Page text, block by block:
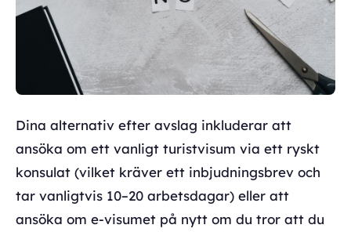
Dina alternativ efter avslag inkluderar att
ansöka om ett vanligt turistvisum via ett ryskt
konsulat (vilket kräver ett inbjudningsbrev och
tar vanligtvis 10–20 arbetsdagar) eller att
ansöka om e-visumet på nytt om du tror att du